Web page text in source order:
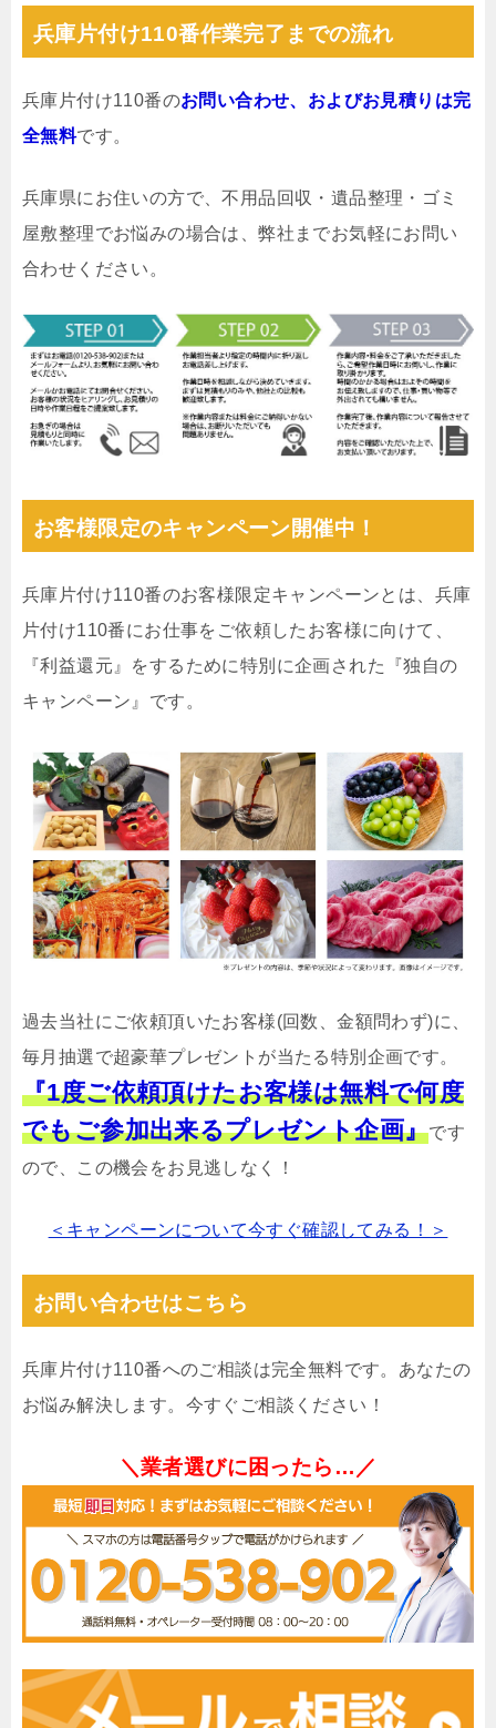
兵庫片付け110番作業完了までの流れ
兵庫片付け110番のお問い合わせ、およびお見積りは完
全無料です。
兵庫県にお住いの方で、不用品回収・遺品整理・ゴミ
屋敷整理でお悩みの場合は、弊社までお気軽にお問い
合わせください。
お客様限定のキャンペーン開催中！
兵庫片付け110番のお客様限定キャンペーンとは、兵庫
片付け110番にお仕事をご依頼したお客様に向けて、
『利益還元』をするために特別に企画された『独自の
キャンペーン』です。
過去当社にご依頼頂いたお客様(回数、金額問わず)に、
毎月抽選で超豪華プレゼントが当たる特別企画です。
『1度ご依頼頂けたお客様は無料で何度
でもご参加出来るプレゼント企画』です
ので、この機会をお見逃しなく！
＜キャンペーンについて今すぐ確認してみる！＞
お問い合わせはこちら
兵庫片付け110番へのご相談は完全無料です。あなたの
お悩み解決します。今すぐご相談ください！
＼業者選びに困ったら…／